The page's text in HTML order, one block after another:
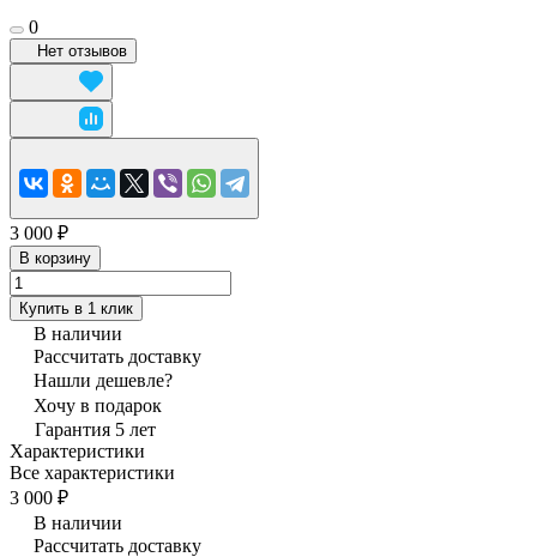
0
Нет отзывов
3 000 ₽
В корзину
Купить в 1 клик
В наличии
Рассчитать доставку
Нашли дешевле?
Хочу в подарок
Гарантия 5 лет
Характеристики
Все характеристики
3 000 ₽
В наличии
Рассчитать доставку